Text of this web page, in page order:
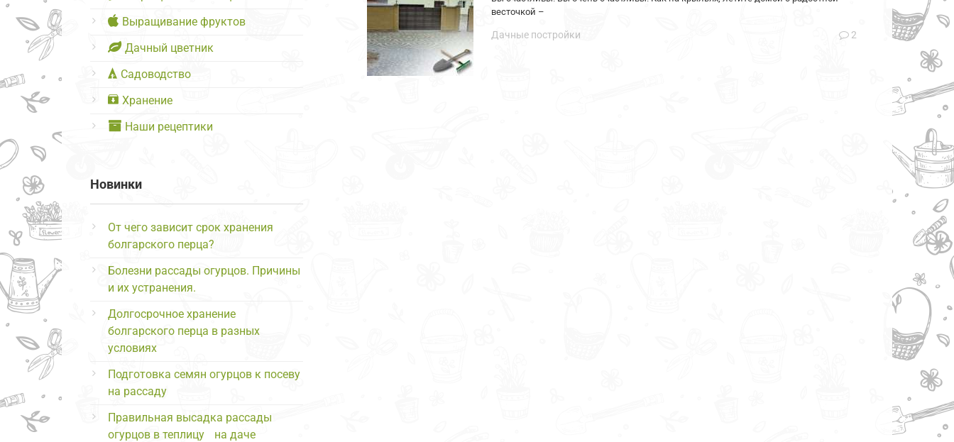
весточкой –
Дачные постройки 2
Выращивание фруктов
Дачный цветник
Садоводство
Хранение
Наши рецептики
Новинки
От чего зависит срок хранения
болгарского перца?
Болезни рассады огурцов. Причины
и их устранения.
Долгосрочное хранение
болгарского перца в разных
условиях
Подготовка семян огурцов к посеву
на рассаду
Правильная высадка рассады
огурцов в теплицу на даче